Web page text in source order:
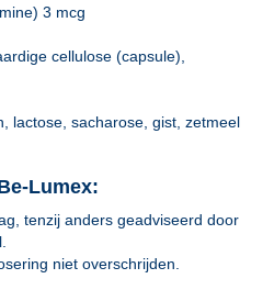
3 mcg
cellulose (capsule),
lactose, sacharose, gist, zetmeel
Lumex:
tenzij anders geadviseerd door
niet overschrijden.